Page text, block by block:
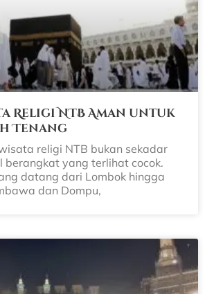
Religi NTB Aman untuk
Tenang
religi NTB bukan sekadar
berangkat yang terlihat cocok.
datang dari Lombok hingga
dan Dompu,